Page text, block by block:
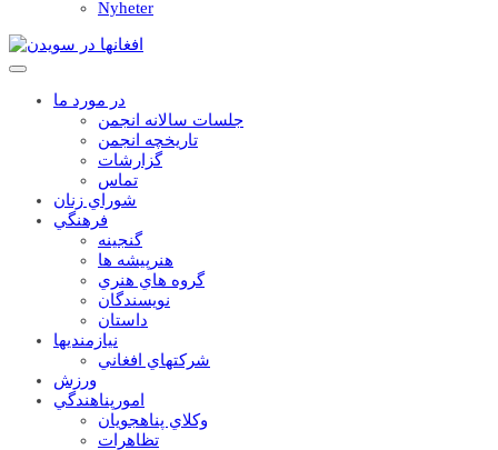
Nyheter
در مورد ما
جلسات سالانه انجمن
تاریخچه انجمن
گزارشات
تماس
شوراي زنان
فرهنگي
گنجينه
هنرپيشه ها
گروه هاي هنري
نويسندگان
داستان
نيازمنديها
شرکتهاي افغاني
ورزش
امورپناهندگي
وکلاي پناهجويان
تظاهرات